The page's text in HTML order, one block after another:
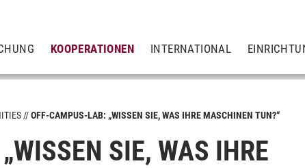
KOOPERATIONEN INTERNATIONAL
OFF-CAMPUS-LAB: „WISSEN SIE, WAS IHRE MASCHINEN TUN?“
SIE, WAS IHRE